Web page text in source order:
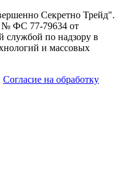
Секретно Трейд".
№ ФС 77-79634 от
службой по надзору в
и массовых
Согласие на обработку